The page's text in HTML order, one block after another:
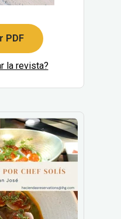
PDF
la revista?